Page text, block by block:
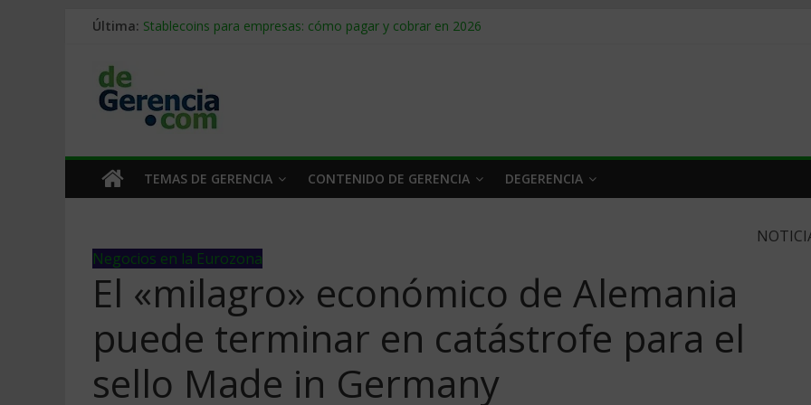
Última: Stablecoins para empresas: cómo pagar y cobrar en 2026
Trabajo forzoso en la cadena de suministro: qué hacer
Mercado hispano de EE. UU.: cómo segmentarlo y venderle
TEMAS DE GERENCIA CONTENIDO DE GERENCIA DEGERENCIA
Negocios en la Eurozona
El «milagro» económico de Alemania
puede terminar en catástrofe para el
sello Made in Germany